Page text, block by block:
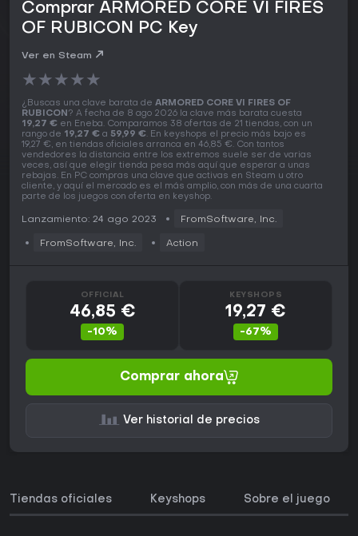
Comprar ARMORED CORE VI FIRES
OF RUBICON PC Key
Ver en Steam
★★★★★
¿Buscas una clave barata de ARMORED CORE VI FIRES OF
RUBICON? A fecha de 8 ago 2026 la clave más barata cuesta
19,27 € en Eneba. Comparamos 38 ofertas de 21 tiendas, con un
rango de 19,27 € a 59,99 €. En keyshops el precio más bajo es
19,27 €, en tiendas oficiales arranca en 46,85 €. Con tantos
vendedores la distancia entre los extremos suele ser de varias
veces, así que elegir tienda pesa más aquí que esperar a unas
rebajas. En PC compras una clave que activas en Steam u otro
cliente, y aquí el mercado es el más amplio, con más de una cuarta
parte de los juegos con oferta en keyshop.
Lanzamiento: 24 ago 2023 FromSoftware, Inc.
FromSoftware, Inc. Action
OFFICIAL
46,85 €
-10%
KEYSHOPS
19,27 €
-67%
Comprar ahora
Ver historial de precios
Tiendas oficiales Keyshops Sobre el juego